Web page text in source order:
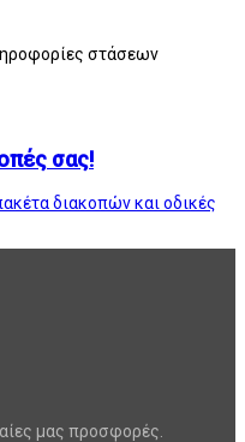
στάσεων
σας!
διακοπών και οδικές
μας προσφορές.